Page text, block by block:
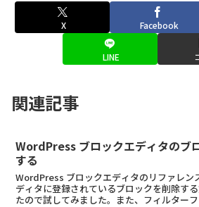
X Facebook
LINE
関連記事
WordPress ブロックエディタのブ
する
WordPress ブロックエディタのリファレン
ディタに登録されているブロックを削除す
たので試してみました。また、フィルター